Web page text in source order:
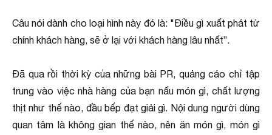
Câu nói dành cho loại hình này đó là: "Điều gì xuất phát từ
chính khách hàng, sẽ ở lại với khách hàng lâu nhất”.
Đã qua rồi thời kỳ của những bài PR, quảng cáo chỉ tập
trung vào việc nhà hàng của bạn nấu món gì, chất lượng
thịt như thế nào, đầu bếp đạt giải gì. Nội dung người dùng
quan tâm là không gian thế nào, nên ăn món gì, món gì